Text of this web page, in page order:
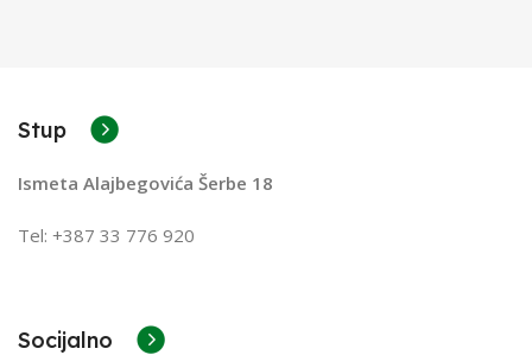
Stup
Ismeta Alajbegovića Šerbe 18
Tel: +387 33 776 920
Socijalno